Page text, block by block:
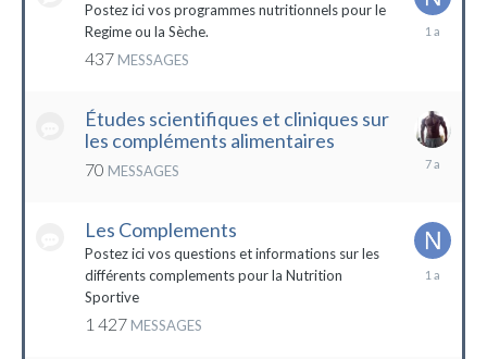
Postez ici vos programmes nutritionnels pour le
Regime ou la Sèche.
437 MESSAGES
18
Études scientifiques et cliniques sur
les compléments alimentaires
70 MESSAGES
18
Les Complements
Postez ici vos questions et informations sur les
différents complements pour la Nutrition
Sportive
1 427 MESSAGES